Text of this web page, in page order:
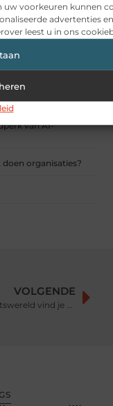
uw voorkeuren kunnen
advertenties
leest u in ons
altijd passen
en
van AI-
organisaties?
VOLGENDE
Bij Tandartswereld vind je alles voor je gebit